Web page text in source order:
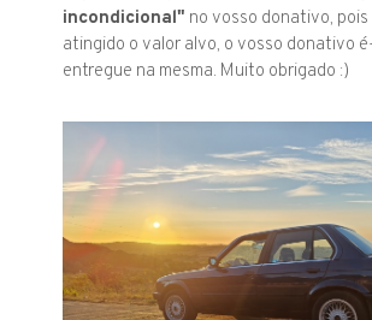
incondicional" no vosso donativo, pois
atingido o valor alvo, o vosso donativo
entregue na mesma. Muito obrigado :)